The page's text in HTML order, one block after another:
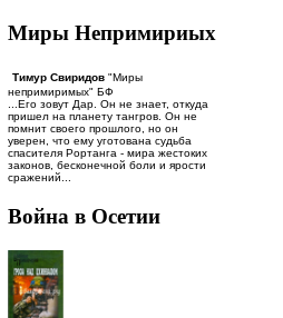
Миры Непримириых
Тимур Свиридов "Миры
непримиримых" БФ
...Его зовут Дар. Он не знает, откуда
пришел на планету тангров. Он не
помнит своего прошлого, но он
уверен, что ему уготована судьба
спасителя Рортанга - мира жестоких
законов, бесконечной боли и ярости
сражений...
Война в Осетии